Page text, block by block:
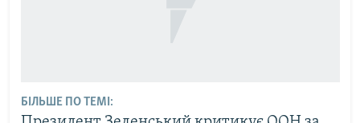
БІЛЬШЕ ПО ТЕМІ: